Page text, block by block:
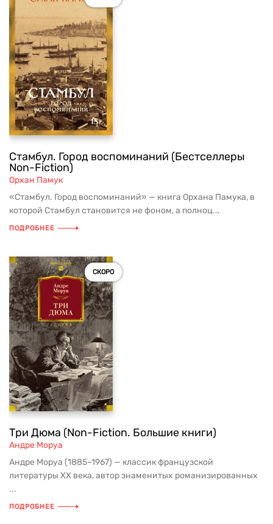
Стамбул. Город воспоминаний (Бестселлеры
Non-Fiction)
Орхан Памук
«Стамбул. Город воспоминаний» — книга Орхана Памука, в
которой Стамбул становится не фоном, а полноц...
ПОДРОБНЕЕ
СКОРО
Три Дюма (Non-Fiction. Большие книги)
Андре Моруа
Андре Моруа (1885–1967) — классик французской
литературы XX века, автор знаменитых романизированных
...
ПОДРОБНЕЕ